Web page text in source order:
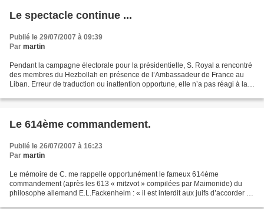
Le spectacle continue ...
Publié le 29/07/2007 à 09:39
Par martin
Pendant la campagne électorale pour la présidentielle, S. Royal a rencontré
des membres du Hezbollah en présence de l’Ambassadeur de France au
Liban. Erreur de traduction ou inattention opportune, elle n’a pas réagi à la
Le 614ème commandement.
Publié le 26/07/2007 à 16:23
Par martin
Le mémoire de C. me rappelle opportunément le fameux 614ème
commandement (après les 613 « mitzvot » compilées par Maimonide) du
philosophe allemand E.L.Fackenheim : « il est interdit aux juifs d’accorder à